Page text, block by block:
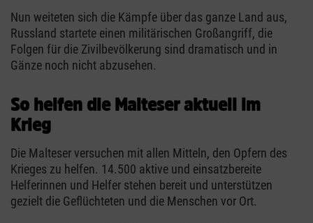
Nun weiteten sich die Kämpfe über das ganze Land aus,
Russland startete einen militärischen Großangriff, die
Folgen für die Zivilbevölkerung sind dramatisch und in
Gänze noch nicht abzusehen.
So helfen die Malteser aktuell im
Krieg
Die Malteser versuchen mit allen Mitteln, den Opfern des
Krieges zu helfen. 14.500 aktive und einsatzbereite
Helferinnen und Helfer stehen bereit und unterstützen
gezielt die Geflüchteten und die Menschen vor Ort.